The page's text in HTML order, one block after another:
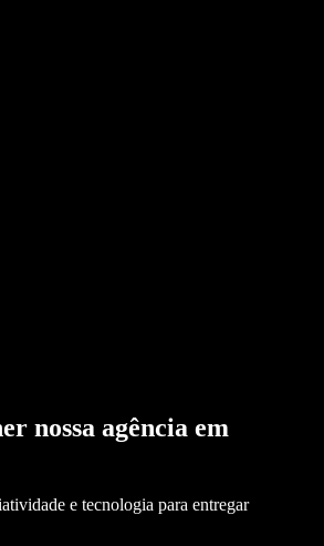
nossa agência em
e tecnologia para entregar